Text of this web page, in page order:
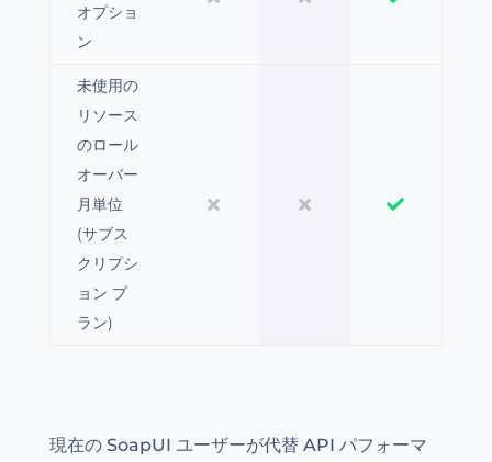
オプショ
ン
未使用の
リソース
のロール
オーバー
月単位
(サブス
クリプシ
ョン プ
ラン)
現在の SoapUI ユーザーが代替 API パフォーマ